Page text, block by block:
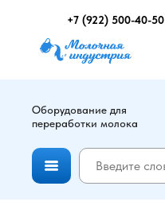
+7 (922) 500-40-50
Оборудование для
переработки молока